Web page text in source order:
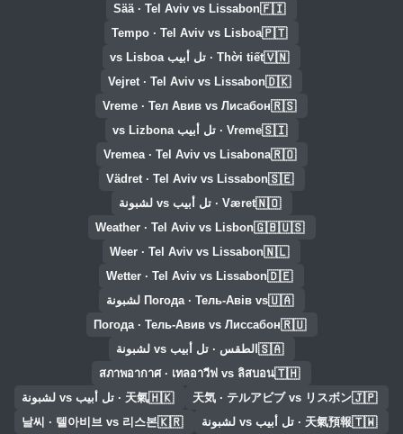
🇫🇮
Sää · Tel Aviv vs Lissabon
🇵🇹
Tempo · Tel Aviv vs Lisboa
🇻🇳Thời tiết · تل أبيب vs Lisboa
🇩🇰
Vejret · Tel Aviv vs Lissabon
🇷🇸
Vreme · Тел Авив vs Лисабон
🇸🇮Vreme · تل أبيب vs Lizbona
🇷🇴
Vremea · Tel Aviv vs Lisabona
🇸🇪
Vädret · Tel Aviv vs Lissabon
🇳🇴Været · تل أبيب vs لشبونة
🇬🇧🇺🇸
Weather · Tel Aviv vs Lisbon
🇳🇱
Weer · Tel Aviv vs Lissabon
🇩🇪
Wetter · Tel Aviv vs Lissabon
🇺🇦Погода · Тель-Авів vs لشبونة
🇷🇺
Погода · Тель-Авив vs Лиссабон
🇸🇦 الطقس · تل أبيب vs لشبونة
🇹🇭
สภาพอากาศ · เทลอาวีฟ vs ลิสบอน
🇯🇵
天気 · テルアビブ vs リスボン
🇭🇰天氣 · تل أبيب vs لشبونة
🇹🇼天氣預報 · تل أبيب vs لشبونة 🇰🇷
날씨 · 텔아비브 vs 리스본